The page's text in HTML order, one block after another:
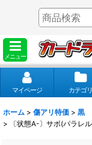
メニュー
マイページ カテゴリ
ホーム > 傷アリ特価 > 黒
>
〔状態A-〕サボ(パラレ